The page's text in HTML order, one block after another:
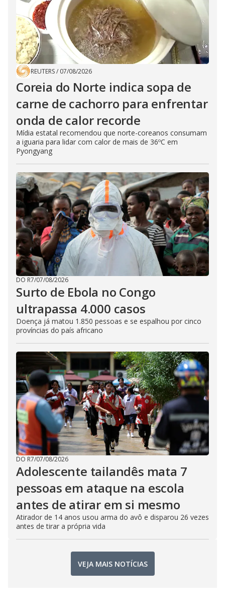
REUTERS/ 07/08/2026
Coreia do Norte indica sopa de
carne de cachorro para enfrentar
onda de calor recorde
Mídia estatal recomendou que norte-coreanos consumam
a iguaria para lidar com calor de mais de 36ºC em
Pyongyang
DO R7/07/08/2026
Surto de Ebola no Congo
ultrapassa 4.000 casos
Doença já matou 1.850 pessoas e se espalhou por cinco
províncias do país africano
DO R7/07/08/2026
Adolescente tailandês mata 7
pessoas em ataque na escola
antes de atirar em si mesmo
Atirador de 14 anos usou arma do avô e disparou 26 vezes
antes de tirar a própria vida
VEJA MAIS NOTÍCIAS